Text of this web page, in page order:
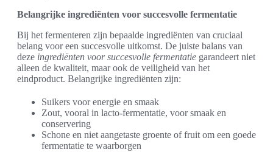
Belangrijke ingrediënten voor succesvolle fermentatie
Bij het fermenteren zijn bepaalde ingrediënten van cruciaal
belang voor een succesvolle uitkomst. De juiste balans van
deze ingrediënten voor succesvolle fermentatie garandeert niet
alleen de kwaliteit, maar ook de veiligheid van het
eindproduct. Belangrijke ingrediënten zijn:
Suikers voor energie en smaak
Zout, vooral in lacto-fermentatie, voor smaak en
conservering
Schone en niet aangetaste groente of fruit om een goede
fermentatie te waarborgen